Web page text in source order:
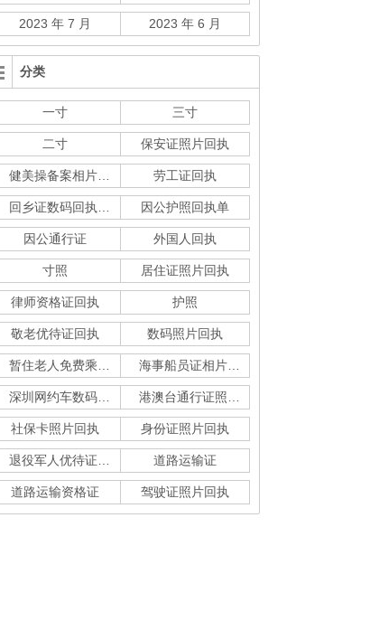
2023 年 7 月 2023 年 6 月
分类
一寸 三寸
二寸 保安证照片回执
劳工证回执
因公护照回执单
因公通行证 外国人回执
寸照 居住证照片回执
律师资格证回执 护照
敬老优待证回执 数码照片回执
海事船员证相片采集
社保卡照片回执 身份证照片回执
道路运输证
道路运输资格证 驾驶证照片回执